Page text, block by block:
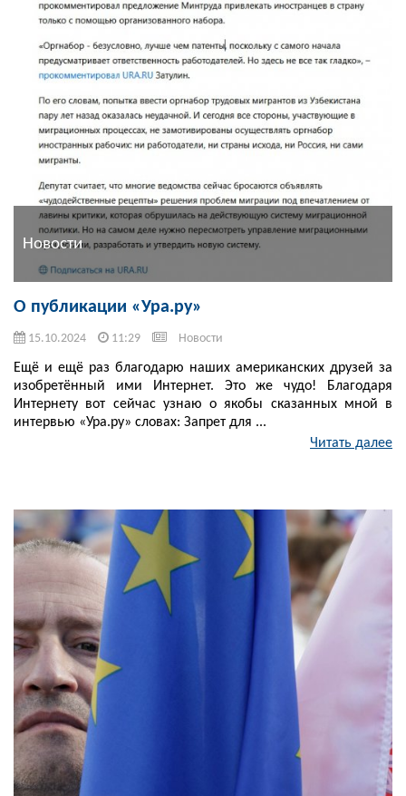
Новости
О публикации «Ура.ру»
15.10.2024 11:29 Новости
Ещё и ещё раз благодарю наших американских друзей за
изобретённый ими Интернет. Это же чудо! Благодаря
Интернету вот сейчас узнаю о якобы сказанных мной в
интервью «Ура.ру» словах: Запрет для ...
Читать далее